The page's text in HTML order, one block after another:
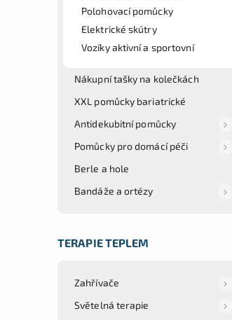
Polohovací pomůcky
Elektrické skútry
Vozíky aktivní a sportovní
Nákupní tašky na kolečkách
XXL pomůcky bariatrické
Antidekubitní pomůcky
Pomůcky pro domácí péči
Berle a hole
Bandáže a ortézy
TERAPIE TEPLEM
Zahřívače
Světelná terapie